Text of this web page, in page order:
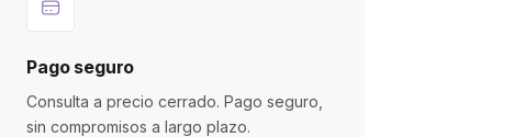
Pago seguro
Consulta a precio cerrado. Pago seguro,
sin compromisos a largo plazo.